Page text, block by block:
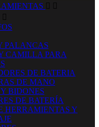
 

PALANCAS
CAMILLA PARA
DE BATERIA
DE MANO
BIDONES
DE BATERÍA
HERRAMIENTAS Y